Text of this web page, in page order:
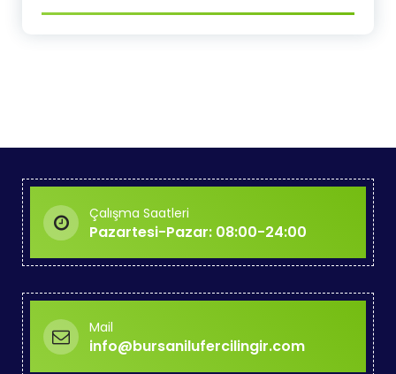
Çalışma Saatleri
Pazartesi-Pazar: 08:00-24:00
Mail
info@bursanilufercilingir.com